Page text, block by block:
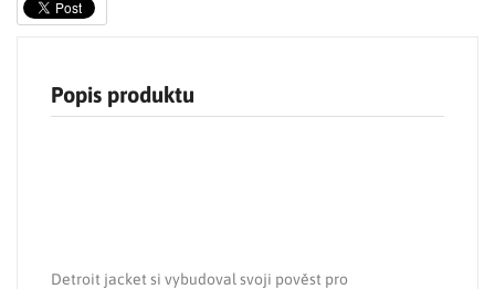
Popis produktu
Detroit jacket si vybudoval svoji pověst pro